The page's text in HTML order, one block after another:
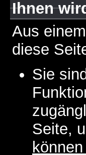
Ihnen
Aus
diese
Sie
Seite,